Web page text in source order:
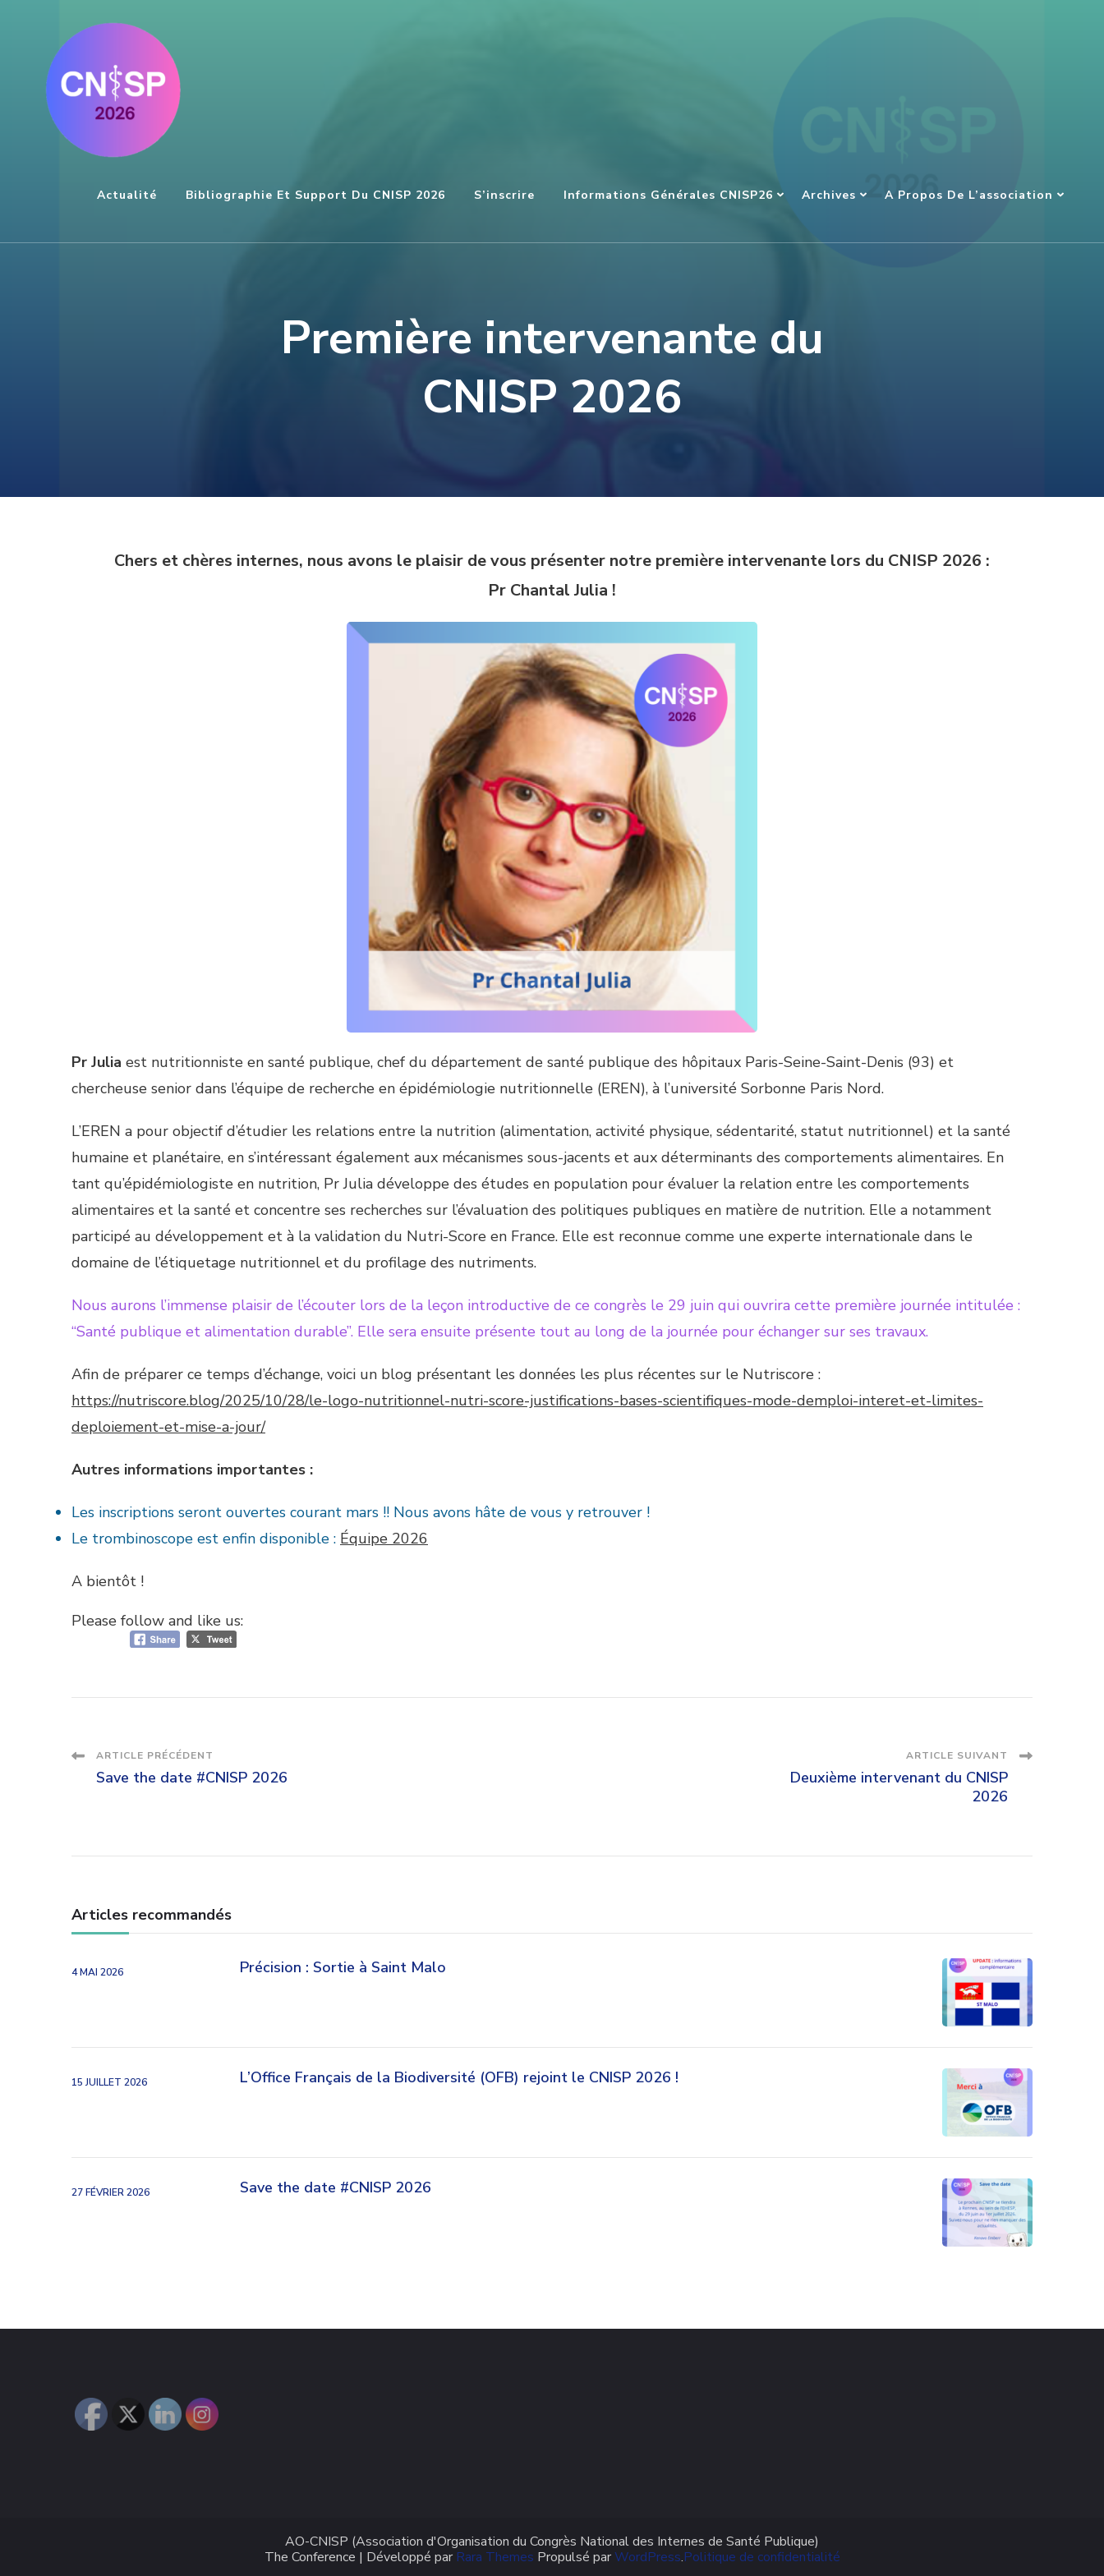
contenu
(Pressez
Entrée)
Actualité Bibliographie Et Support Du CNISP 2026 S’inscrire Informations Générales CNISP26 Archives A Propos De L’association
Première intervenante du
CNISP 2026
Chers et chères internes, nous avons le plaisir de vous présenter notre première intervenante lors du CNISP 2026 :
Pr Chantal Julia !
Pr Julia est nutritionniste en santé publique, chef du département de santé publique des hôpitaux Paris-Seine-Saint-Denis (93) et
chercheuse senior dans l’équipe de recherche en épidémiologie nutritionnelle (EREN), à l’université Sorbonne Paris Nord.
L’EREN a pour objectif d’étudier les relations entre la nutrition (alimentation, activité physique, sédentarité, statut nutritionnel) et la santé
humaine et planétaire, en s’intéressant également aux mécanismes sous-jacents et aux déterminants des comportements alimentaires. En
tant qu’épidémiologiste en nutrition, Pr Julia développe des études en population pour évaluer la relation entre les comportements
alimentaires et la santé et concentre ses recherches sur l’évaluation des politiques publiques en matière de nutrition. Elle a notamment
participé au développement et à la validation du Nutri-Score en France. Elle est reconnue comme une experte internationale dans le
domaine de l’étiquetage nutritionnel et du profilage des nutriments.
Nous aurons l’immense plaisir de l’écouter lors de la leçon introductive de ce congrès le 29 juin qui ouvrira cette première journée intitulée :
“Santé publique et alimentation durable”. Elle sera ensuite présente tout au long de la journée pour échanger sur ses travaux.
Afin de préparer ce temps d’échange, voici un blog présentant les données les plus récentes sur le Nutriscore :
https://nutriscore.blog/2025/10/28/le-logo-nutritionnel-nutri-score-justifications-bases-scientifiques-mode-demploi-interet-et-limites-
deploiement-et-mise-a-jour/
Autres informations importantes :
Les inscriptions seront ouvertes courant mars !! Nous avons hâte de vous y retrouver !
Le trombinoscope est enfin disponible : Équipe 2026
A bientôt !
Please follow and like us:
Navigation
articles
ARTICLE PRÉCÉDENT
Save the date #CNISP 2026
ARTICLE SUIVANT
Deuxième intervenant du CNISP
2026
Articles recommandés
4 MAI 2026 Précision : Sortie à Saint Malo
15 JUILLET 2026 L’Office Français de la Biodiversité (OFB) rejoint le CNISP 2026 !
27 FÉVRIER 2026 Save the date #CNISP 2026
AO-CNISP (Association d'Organisation du Congrès National des Internes de Santé Publique)
The Conference | Développé par Rara Themes Propulsé parWordPress.Politique de confidentialité